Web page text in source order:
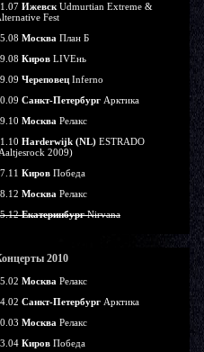
Ижевск Udmurtian Extreme &
Fest
Москва План Б
Киров LIVEнь
Череповец Inferno
Санкт-Петербург Арктика
Москва Релакс
Harderwijk (NL) ESTRADO
2009)
Киров Победа
Москва Релакс
ЕкатеринбургNirvana
2010
Москва Релакс
Санкт-Петербург Арктика
Москва Релакс
Киров Победа